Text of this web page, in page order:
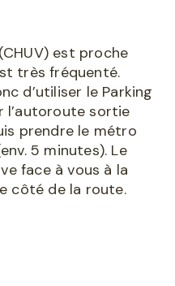
est proche
très fréquenté.
d’utiliser le Parking
l’autoroute sortie
prendre le métro
5 minutes). Le
face à vous à la
côté de la route.